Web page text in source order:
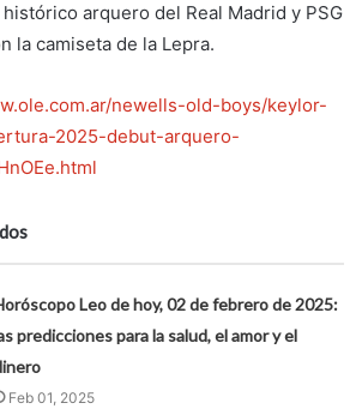
histórico arquero del Real Madrid y PSG
la camiseta de la Lepra.
newells-old-boys/keylor-
2025-debut-arquero-
Leo de hoy, 02 de febrero de 2025:
predicciones para la salud, el amor y el
Feb 01, 2025